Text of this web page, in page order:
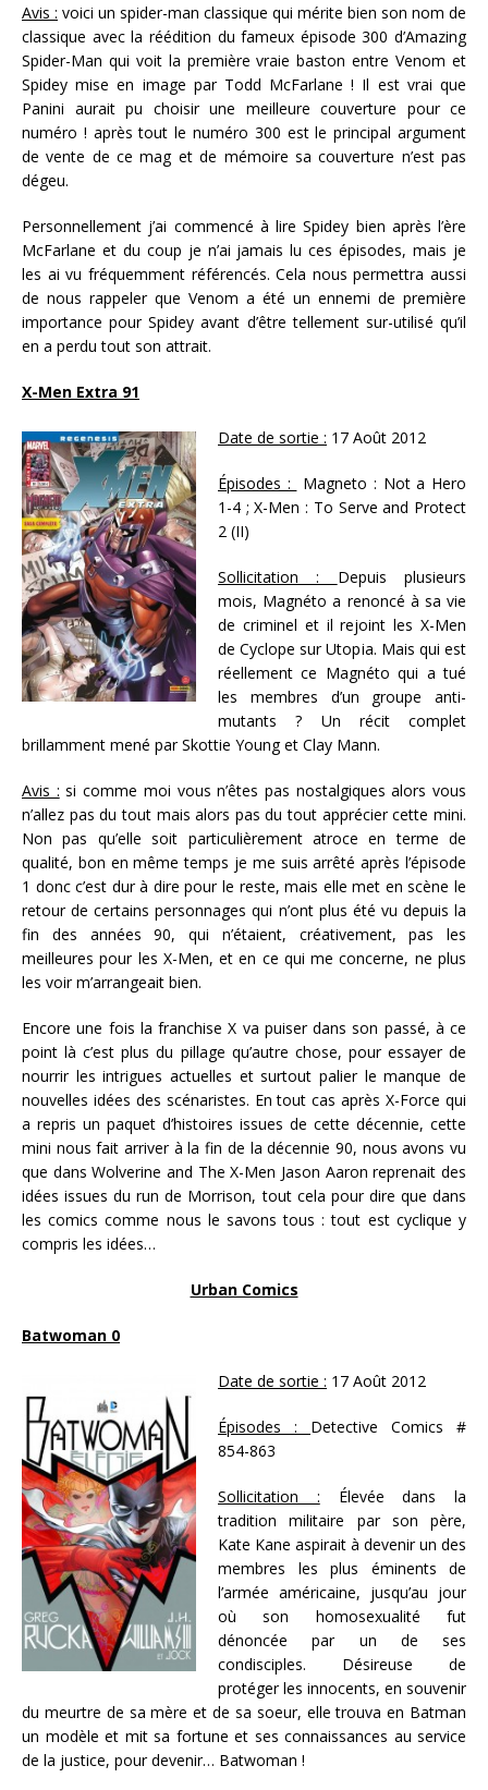
Avis : voici un spider-man classique qui mérite bien son nom de
classique avec la réédition du fameux épisode 300 d’Amazing
Spider-Man qui voit la première vraie baston entre Venom et
Spidey mise en image par Todd McFarlane ! Il est vrai que
Panini aurait pu choisir une meilleure couverture pour ce
numéro ! après tout le numéro 300 est le principal argument
de vente de ce mag et de mémoire sa couverture n’est pas
dégeu.
Personnellement j’ai commencé à lire Spidey bien après l’ère
McFarlane et du coup je n’ai jamais lu ces épisodes, mais je
les ai vu fréquemment référencés. Cela nous permettra aussi
de nous rappeler que Venom a été un ennemi de première
importance pour Spidey avant d’être tellement sur-utilisé qu’il
en a perdu tout son attrait.
X-Men Extra 91
Date de sortie : 17 Août 2012
Épisodes :
Magneto : Not a Hero
1-4 ; X-Men : To Serve and Protect
2 (II)
Sollicitation : Depuis plusieurs
mois, Magnéto a renoncé à sa vie
de criminel et il rejoint les X-Men
de Cyclope sur Utopia. Mais qui est
réellement ce Magnéto qui a tué
les membres d’un groupe anti-
mutants ? Un récit complet
brillamment mené par Skottie Young et Clay Mann.
Avis : si comme moi vous n’êtes pas nostalgiques alors vous
n’allez pas du tout mais alors pas du tout apprécier cette mini.
Non pas qu’elle soit particulièrement atroce en terme de
qualité, bon en même temps je me suis arrêté après l’épisode
1 donc c’est dur à dire pour le reste, mais elle met en scène le
retour de certains personnages qui n’ont plus été vu depuis la
fin des années 90, qui n’étaient, créativement, pas les
meilleures pour les X-Men, et en ce qui me concerne, ne plus
les voir m’arrangeait bien.
Encore une fois la franchise X va puiser dans son passé, à ce
point là c’est plus du pillage qu’autre chose, pour essayer de
nourrir les intrigues actuelles et surtout palier le manque de
nouvelles idées des scénaristes. En tout cas après X-Force qui
a repris un paquet d’histoires issues de cette décennie, cette
mini nous fait arriver à la fin de la décennie 90, nous avons vu
que dans Wolverine and The X-Men Jason Aaron reprenait des
idées issues du run de Morrison, tout cela pour dire que dans
les comics comme nous le savons tous : tout est cyclique y
compris les idées…
Urban Comics
Batwoman 0
Date de sortie : 17 Août 2012
Épisodes : Detective Comics #
854-863
Sollicitation : Élevée dans la
tradition militaire par son père,
Kate Kane aspirait à devenir un des
membres les plus éminents de
l’armée américaine, jusqu’au jour
où son homosexualité fut
dénoncée par un de ses
condisciples. Désireuse de
protéger les innocents, en souvenir
du meurtre de sa mère et de sa soeur, elle trouva en Batman
un modèle et mit sa fortune et ses connaissances au service
de la justice, pour devenir… Batwoman !